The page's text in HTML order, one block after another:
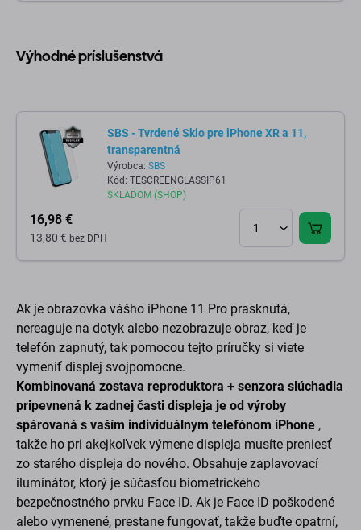
Výhodné príslušenstvá
SBS - Tvrdené Sklo pre iPhone XR a 11,
transparentná
Výrobca: SBS
Kód: TESCREENGLASSIP61
SKLADOM (SHOP)
16,98 €
13,80 € bez DPH
Ak je obrazovka vášho iPhone 11 Pro prasknutá,
nereaguje na dotyk alebo nezobrazuje obraz, keď je
telefón zapnutý, tak pomocou tejto príručky si viete
vymeniť displej svojpomocne.
Kombinovaná zostava reproduktora + senzora slúchadla
pripevnená k zadnej časti displeja je od výroby
spárovaná s vaším individuálnym telefónom iPhone ,
takže ho pri akejkoľvek výmene displeja musíte preniesť
zo starého displeja do nového. Obsahuje zaplavovací
iluminátor, ktorý je súčasťou biometrického
bezpečnostného prvku Face ID. Ak je Face ID poškodené
alebo vymenené, prestane fungovať, takže buďte opatrní,